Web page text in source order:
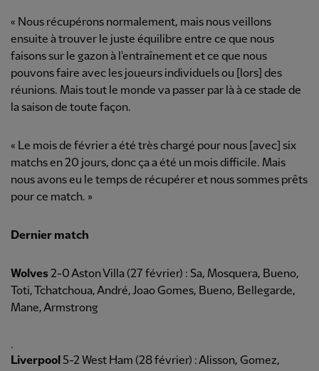
« Nous récupérons normalement, mais nous veillons
ensuite à trouver le juste équilibre entre ce que nous
faisons sur le gazon à l'entraînement et ce que nous
pouvons faire avec les joueurs individuels ou [lors] des
réunions. Mais tout le monde va passer par là à ce stade de
la saison de toute façon.
« Le mois de février a été très chargé pour nous [avec] six
matchs en 20 jours, donc ça a été un mois difficile. Mais
nous avons eu le temps de récupérer et nous sommes prêts
pour ce match. »
Dernier match
Wolves2-0 Aston Villa (27 février) : Sa, Mosquera, Bueno,
Toti, Tchatchoua, André, Joao Gomes, Bueno, Bellegarde,
Mane, Armstrong
.
Liverpool 5-2 West Ham (28 février) : Alisson, Gomez,